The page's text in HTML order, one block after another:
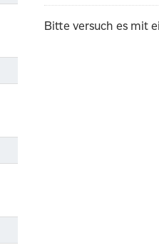
Bitte versuch es mit